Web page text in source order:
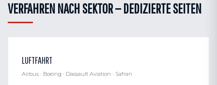
VERFAHREN NACH SEKTOR — DEDIZIERTE SEITEN
LUFTFAHRT
Airbus · Boeing · Dassault Aviation · Safran